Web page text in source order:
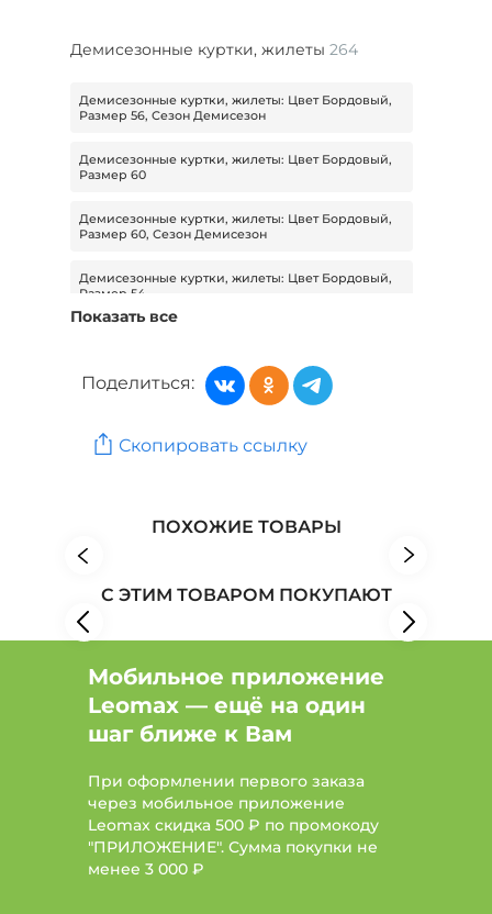
Демисезонные куртки, жилеты 264
Демисезонные куртки, жилеты: Цвет Бордовый,
Размер 56, Сезон Демисезон
Демисезонные куртки, жилеты: Цвет Бордовый,
Размер 60
Демисезонные куртки, жилеты: Цвет Бордовый,
Размер 60, Сезон Демисезон
Демисезонные куртки, жилеты: Цвет Бордовый,
Размер 54
Демисезонные куртки, жилеты: Бренд Alina
Демисезонные куртки, жилеты: Бренд ANIKO
Женская одежда: Бренд Tareda
Показать все
Поделиться:
Скопировать ссылку
ПОХОЖИЕ ТОВАРЫ
С ЭТИМ ТОВАРОМ ПОКУПАЮТ
Мобильное приложение
Leomax — ещё на один
шаг ближе к Вам
При оформлении первого заказа
через мобильное приложение
Leomax скидка 500 ₽ по промокоду
"ПРИЛОЖЕНИЕ". Сумма покупки не
менее 3 000 ₽